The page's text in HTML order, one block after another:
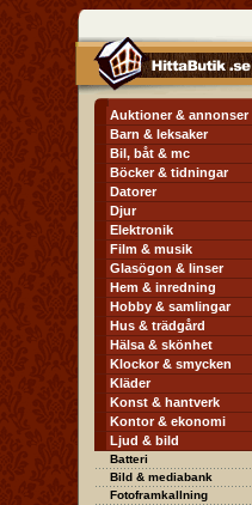
Auktioner & annonser
Barn & leksaker
Bil, båt & mc
Böcker & tidningar
Datorer
Djur
Elektronik
Film & musik
Glasögon & linser
Hem & inredning
Hobby & samlingar
Hus & trädgård
Hälsa & skönhet
Klockor & smycken
Kläder
Konst & hantverk
Kontor & ekonomi
Ljud & bild
Batteri
Bild & mediabank
Fotoframkallning